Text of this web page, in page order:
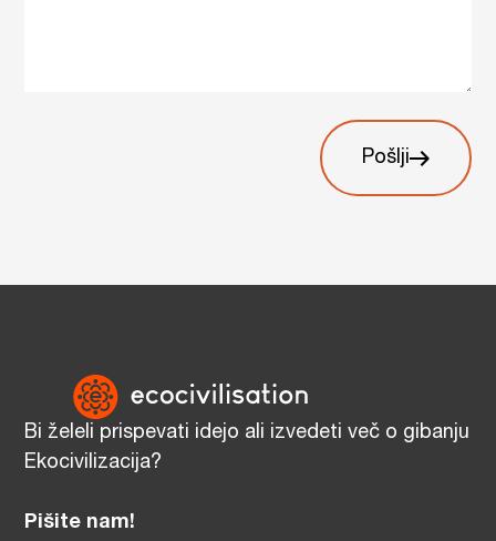
Pošlji
Bi želeli prispevati idejo ali izvedeti več o gibanju
Ekocivilizacija?
Pišite nam!